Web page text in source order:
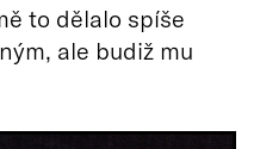
to dělalo spíše
ale budiž mu